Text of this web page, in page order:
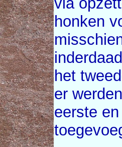
honken
het
er
eerste